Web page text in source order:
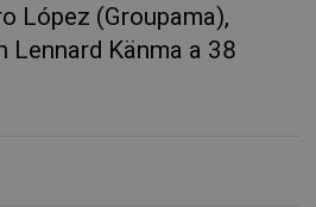
López (Groupama),
Lennard Känma a 38